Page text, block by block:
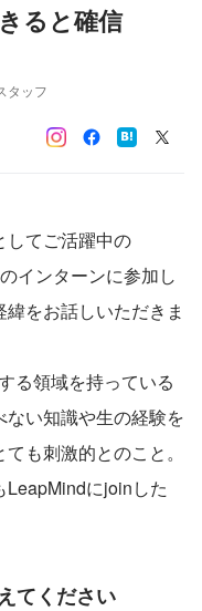
ると確信
タッフ
してご活躍中の
インターンに参加し
をお話しいただきま
る領域を持っている
い知識や生の経験を
も刺激的とのこと。
LeapMindにjoinした
てください